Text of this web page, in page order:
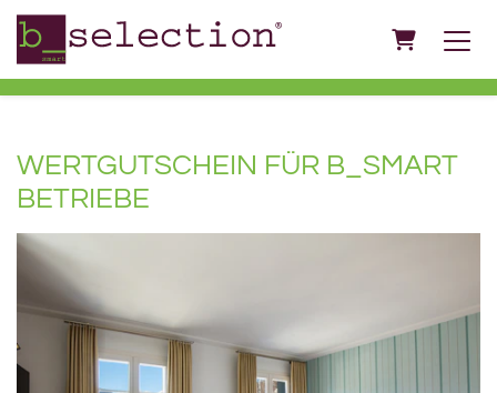
Warenkorb
WERTGUTSCHEIN FÜR B_SMART
BETRIEBE